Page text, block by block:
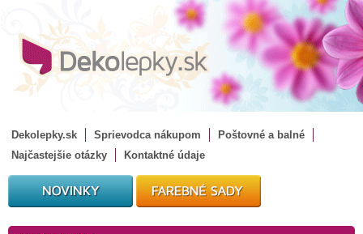
Dekolepky.sk Sprievodca nákupom
Poštovné a balné
Najčastejšie otázky
Kontaktné údaje